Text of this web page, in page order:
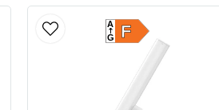
F
A
G